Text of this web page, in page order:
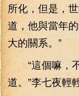
所化，但是，
道，他與當年
大的關系。”
“這個嘛，不
道。”李七夜輕